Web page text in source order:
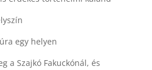
egy helyen
a Szajkó Fakuckónál, és